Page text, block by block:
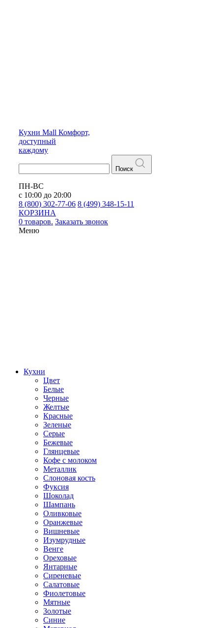
Кухни Mall Комфорт,
доступный
каждому
Поиск
ПН-ВС
с 10:00 до 20:00
8 (800) 302-77-06 8 (499) 348-15-11
КОРЗИНА
0 товаров. Заказать звонок
Меню
Кухни
Цвет
Белые
Черные
Желтые
Красные
Зеленые
Серые
Бежевые
Глянцевые
Кофе с молоком
Металлик
Слоновая кость
Фуксия
Шоколад
Шампань
Оливковые
Оранжевые
Вишневые
Изумрудные
Венге
Ореховые
Янтарные
Сиреневые
Салатовые
Фиолетовые
Мятные
Золотые
Синие